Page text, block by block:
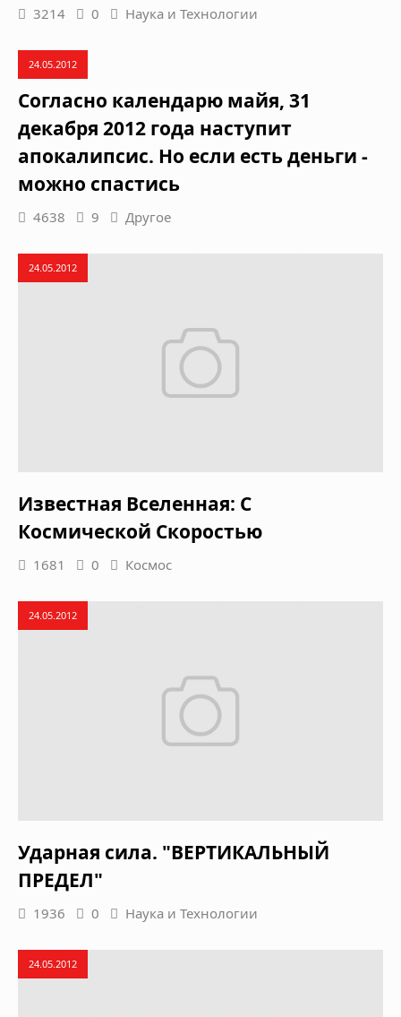
3214 0 Наука и Технологии
24.05.2012
Согласно календарю майя, 31
декабря 2012 года наступит
апокалипсис. Но если есть деньги -
можно спастись
4638 9 Другое
24.05.2012
Извеcтная Вселенная: С
Космической Скоростью
1681 0 Космос
24.05.2012
Ударная сила. "ВЕРТИКАЛЬНЫЙ
ПРЕДЕЛ"
1936 0 Наука и Технологии
24.05.2012